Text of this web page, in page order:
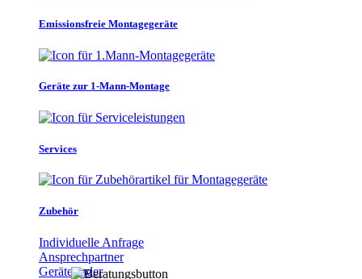
Emissionsfreie Montagegeräte
Geräte zur 1-Mann-Montage
Services
Zubehör
Individuelle Anfrage
Ansprechpartner
Gerätefinder